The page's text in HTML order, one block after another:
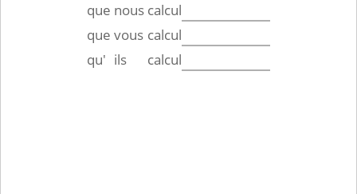
que nous calcul
que vous calcul
qu' ils calcul